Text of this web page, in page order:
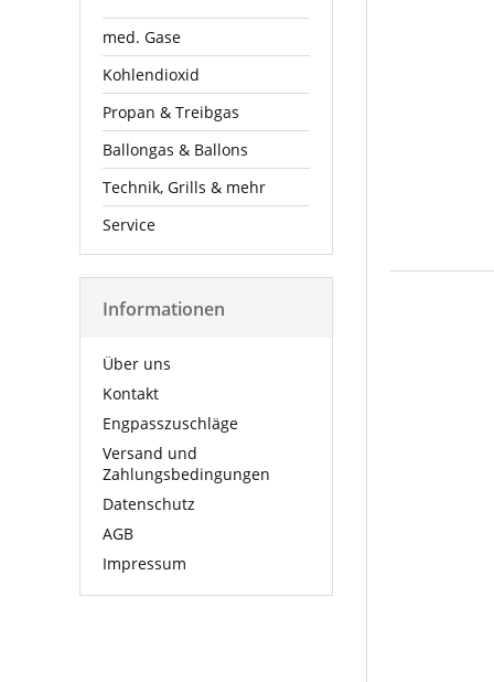
med. Gase
Kohlendioxid
Propan & Treibgas
Ballongas & Ballons
Technik, Grills & mehr
Service
Informationen
Über uns
Kontakt
Engpasszuschläge
Versand und
Zahlungsbedingungen
Datenschutz
AGB
Impressum